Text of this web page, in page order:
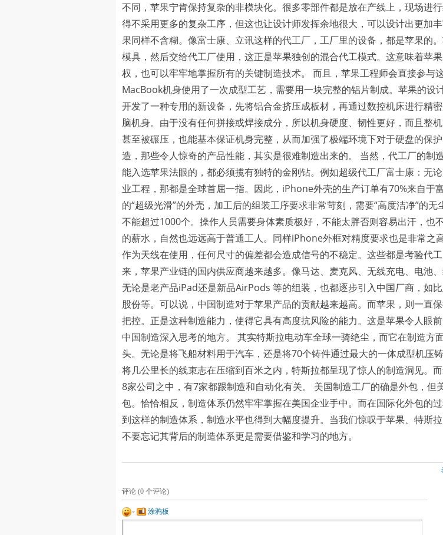
不同，苹果宁肯保持复杂的非模块化。很多零部件都是放在产线上，现场进
得不采用更多的复杂工序，但这也让设计师发挥余地很大，可以设计出更加
果同样不含糊。像富士康、立讯这样的代工厂，工厂里的设备，都是苹果的
模具，然后交给代工厂使用，这正是苹果独创的混合代工模式。这意味着苹
权，也可以牢牢地掌握所有的关键制造技术。 而且，苹果工程师会直接参与
MacBook机身使用了一次成型工艺，需要用一块完整的铝片制成。苹果的设
开发了一种专用的新设备，先将铝合金挤压成板材，再通过数控机床进行精
脑机身。由于没有任何拼接或焊接成分，所以机身硬度、韧性更好，而且整
甚至被碾压，也能基本保证机身完整，从而加强了极端环境下对于硬盘的保
造，那些令人惊奇的产品性能，其实是很难制造出来的。 当然，代工厂的制
能入选苹果法眼的，都必须揽有独特的金刚钻。例如超级代工厂富士康：无
业工程，那都是全球首屈一指。因此，iPhone外壳的生产订单有70%来自于
的“超级光滑”的外壳，加工后的组装工序要求非常苛刻，需要“高度洁净”的
不能超过1000个。操作人员需要身体素质极好，不能太胖否则容易出汗，也
的薪水，自然也远远高于普通工人。同样iPhone外框对精度要求也是非常之
作为天线在使用，任何尺寸的偏差都会造成信号的不稳定。这些都是考验代
来，苹果产业链的国内供应商越来越多。像马达、麦克风、无线充电、电池、
无论是老产品iPad还是新品AirPods 等的组装，也都逐步引入中国厂商，如
股份等。可以说，中国制造对于苹果产品的贡献越来越高。而苹果，则一直
把控。正是这种制造能力，使得它具有高度抗风险的能力。这是苹果令人眼
中国制造深入思考的地方。 其实特斯拉电动车全球一骑绝尘，而它在制造方
头。无论是将飞船材料用于汽车，还是将70个铸件通过最大的一体成型机压
将几公里长的线束志在压缩到百米之内，特斯拉都呈现了惊人的制造洞见。
8家公司之中，有7家都跟制造和自动化有关。 美国制造工厂的确是外包，但
包。恰恰相反，制造体系仍然牢牢掌握在美国企业手中。而在国际化外包的
到这样的制造体系，制造水平也得到大幅度提升。当我们惊叹于苹果、特斯
不要忘记其背后的制造体系更是需要借鉴和学习的地方。
评论 (0 个评论)
涂鸦板